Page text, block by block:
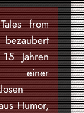
from
bezaubert
Jahren
Humor,